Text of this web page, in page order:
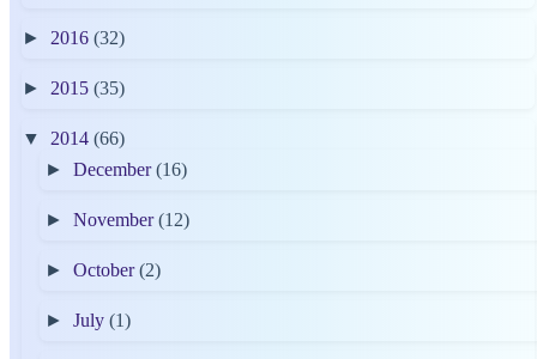
► 2016 (32)
► 2015 (35)
▼ 2014 (66)
►December(16)
►November(12)
►October(2)
►July(1)